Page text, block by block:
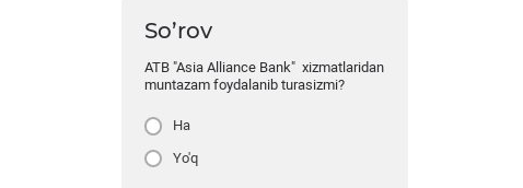
So’rov
ATB "Asia Alliance Bank" xizmatlaridan
muntazam foydalanib turasizmi?
Ha
Yo'q